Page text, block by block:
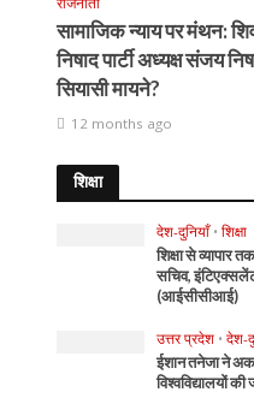
सामाजिक न्याय पर मंथन:
निषाद पार्टी अध्यक्ष संजय
सियासी मायने?
12 months ago
शिक्षा
देश-दुनियाँ • शिक्षा
शिक्षा से व्यापार
सचिव,
(आईसीसीआई)
उत्तर प्रदेश • देश-
ईशान तनेजा ने
विश्वविद्यालयों की